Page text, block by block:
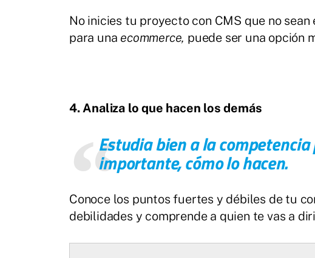
No inicies tu proyecto con CMS que no
para una ecommerce, puede ser una opción
4. Analiza lo que hacen los demás
Estudia bien a la
importante, cómo lo hacen.
Conoce los puntos fuertes y débiles de tu
debilidades y comprende a quien te vas a